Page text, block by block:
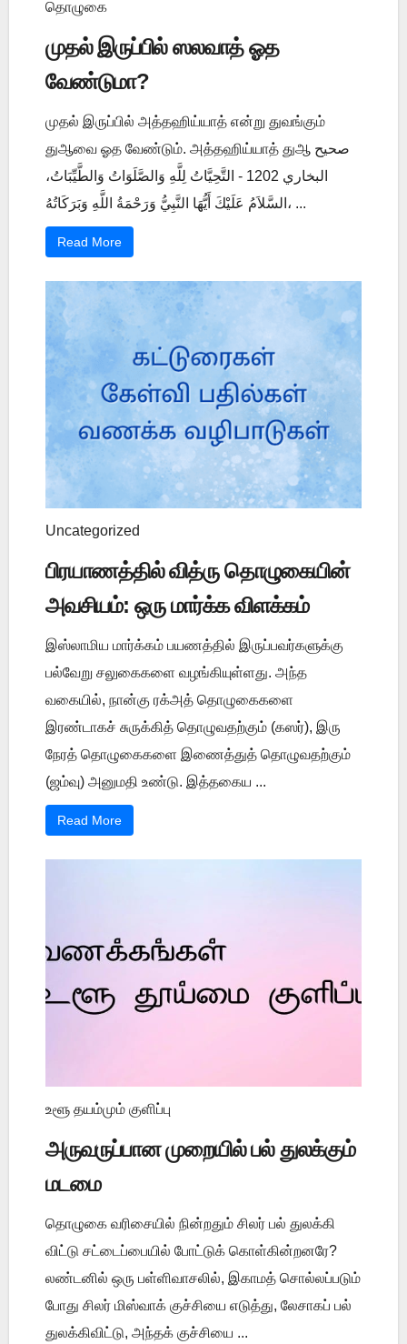
தொழுகை
முதல் இருப்பில் ஸலவாத் ஓத
வேண்டுமா?
முதல் இருப்பில் அத்தஹிய்யாத் என்று துவங்கும்
துஆவை ஓத வேண்டும். அத்தஹிய்யாத் துஆ صحيح
البخاري 1202 - التَّحِيَّاتُ لِلَّهِ وَالصَّلَوَاتُ وَالطَّيِّبَاتُ،
السَّلاَمُ عَلَيْكَ أَيُّهَا النَّبِيُّ وَرَحْمَةُ اللَّهِ وَبَرَكَاتُهُ، ...
Read More
Uncategorized
பிரயாணத்தில் வித்ரு தொழுகையின்
அவசியம்: ஒரு மார்க்க விளக்கம்
இஸ்லாமிய மார்க்கம் பயணத்தில் இருப்பவர்களுக்கு
பல்வேறு சலுகைகளை வழங்கியுள்ளது. அந்த
வகையில், நான்கு ரக்அத் தொழுகைகளை
இரண்டாகச் சுருக்கித் தொழுவதற்கும் (கஸர்), இரு
நேரத் தொழுகைகளை இணைத்துத் தொழுவதற்கும்
(ஜம்வு) அனுமதி உண்டு. இத்தகைய ...
Read More
உளூ தயம்மும் குளிப்பு
அருவருப்பான முறையில் பல் துலக்கும்
மடமை
தொழுகை வரிசையில் நின்றதும் சிலர் பல் துலக்கி
விட்டு சட்டைப்பையில் போட்டுக் கொள்கின்றனரே?
லண்டனில் ஒரு பள்ளிவாசலில், இகாமத் சொல்லப்படும்
போது சிலர் மிஸ்வாக் குச்சியை எடுத்து, லேசாகப் பல்
துலக்கிவிட்டு, அந்தக் குச்சியை ...